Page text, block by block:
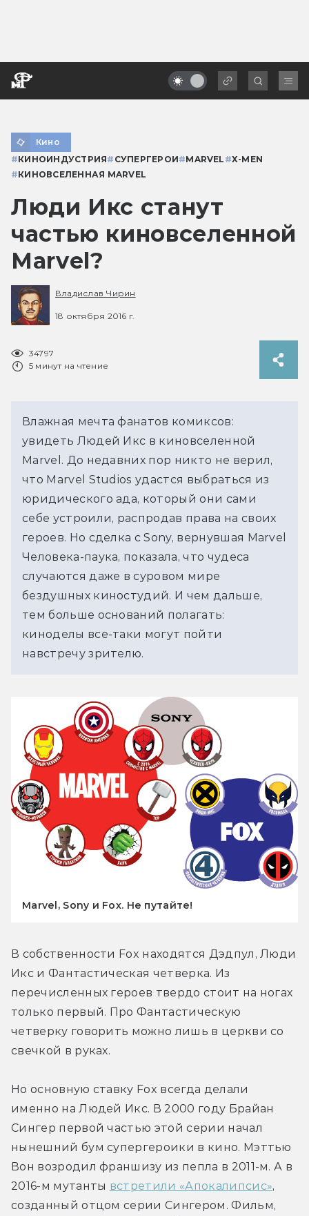
Кино
#КИНОИНДУСТРИЯ# СУПЕРГЕРОИ#MARVEL #X-MEN
#КИНОВСЕЛЕННАЯ MARVEL
Люди Икс станут
частью киновселенной
Marvel?
Владислав Чирин
18 октября 2016 г.
34797
5 минут на чтение
Влажная мечта фанатов комиксов:
увидеть Людей Икс в киновселенной
Marvel. До недавних пор никто не верил,
что Marvel Studios удастся выбраться из
юридического ада, который они сами
себе устроили, распродав права на своих
героев. Но сделка с Sony, вернувшая Marvel
Человека-паука, показала, что чудеса
случаются даже в суровом мире
бездушных киностудий. И чем дальше,
тем больше оснований полагать:
киноделы все-таки могут пойти
навстречу зрителю.
Marvel, Sony и Fox. Не путайте!
В собственности Fox находятся Дэдпул, Люди
Икс и Фантастическая четверка. Из
перечисленных героев твердо стоит на ногах
только первый. Про Фантастическую
четверку говорить можно лишь в церкви со
свечкой в руках.
Но основную ставку Fox всегда делали
именно на Людей Икс. В 2000 году Брайан
Сингер первой частью этой серии начал
нынешний бум супергероики в кино. Мэттью
Вон возродил франшизу из пепла в 2011-м. А в
2016-м мутанты встретили «Апокалипсис»,
созданный отцом серии Сингером. Фильм,